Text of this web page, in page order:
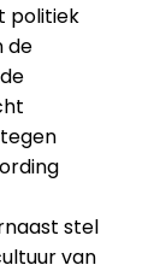
politiek
de
stel
van